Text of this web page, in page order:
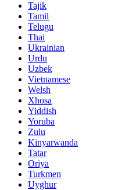
Tajik
Tamil
Telugu
Thai
Ukrainian
Urdu
Uzbek
Vietnamese
Welsh
Xhosa
Yiddish
Yoruba
Zulu
Kinyarwanda
Tatar
Oriya
Turkmen
Uyghur